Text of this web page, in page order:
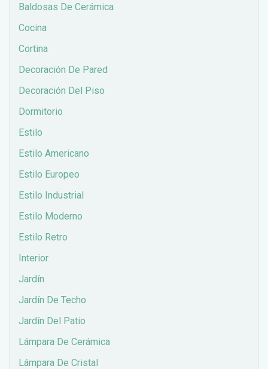
Baldosas De Cerámica
Cocina
Cortina
Decoración De Pared
Decoración Del Piso
Dormitorio
Estilo
Estilo Americano
Estilo Europeo
Estilo Industrial
Estilo Moderno
Estilo Retro
Interior
Jardín
Jardín De Techo
Jardín Del Patio
Lámpara De Cerámica
Lámpara De Cristal